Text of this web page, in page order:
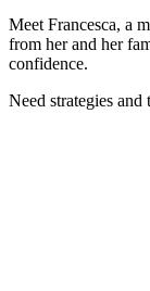
Meet Francesca, a
from her and her
confidence.
Need strategies and